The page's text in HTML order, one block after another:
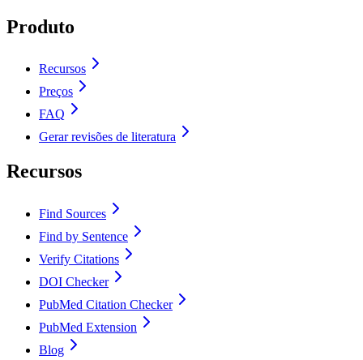
Produto
Recursos
Preços
FAQ
Gerar revisões de literatura
Recursos
Find Sources
Find by Sentence
Verify Citations
DOI Checker
PubMed Citation Checker
PubMed Extension
Blog